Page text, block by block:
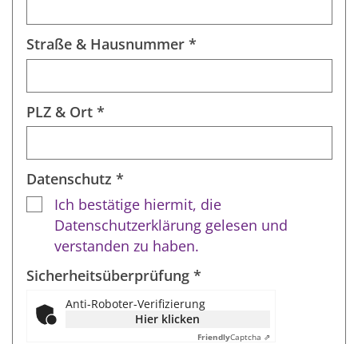
Straße & Hausnummer *
PLZ & Ort *
Datenschutz *
Ich bestätige hiermit, die
Datenschutzerklärung gelesen und
verstanden zu haben.
Sicherheitsüberprüfung *
Anti-Roboter-Verifizierung
Hier klicken
FriendlyCaptcha ⇗